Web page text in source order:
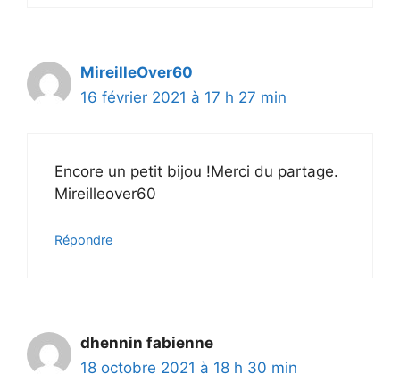
MireilleOver60
16 février 2021 à 17 h 27 min
Encore un petit bijou !Merci du partage.
Mireilleover60
Répondre
dhennin fabienne
18 octobre 2021 à 18 h 30 min